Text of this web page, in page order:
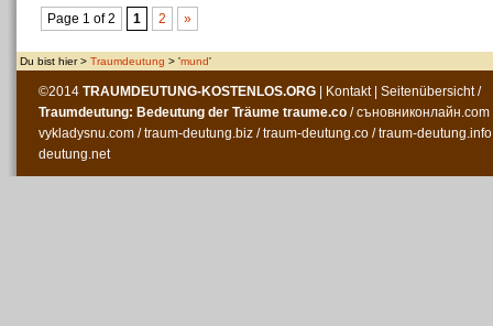
Page 1 of 2 1 2 »
Du bist hier > Traumdeutung > 'mund'
©2014 TRAUMDEUTUNG-KOSTENLOS.ORG Kontakt| Seitenübersicht/
Traumdeutung: Bedeutung der Träume traume.co /съновниконлайн.com
vykladysnu.com /traum-deutung.biz /traum-deutung.co /traum-deutung.info
deutung.net